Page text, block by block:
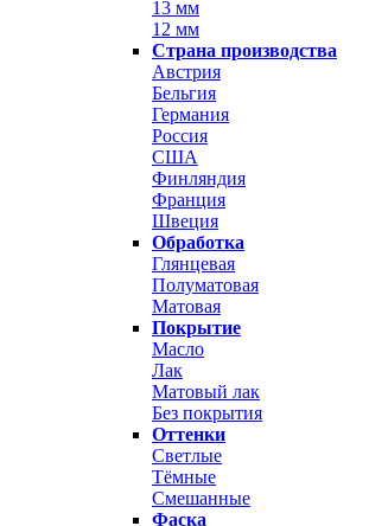
13 мм
12 мм
Страна производства
Австрия
Бельгия
Германия
Россия
США
Финляндия
Франция
Швеция
Обработка
Глянцевая
Полуматовая
Матовая
Покрытие
Масло
Лак
Матовый лак
Без покрытия
Оттенки
Светлые
Тёмные
Смешанные
Фаска